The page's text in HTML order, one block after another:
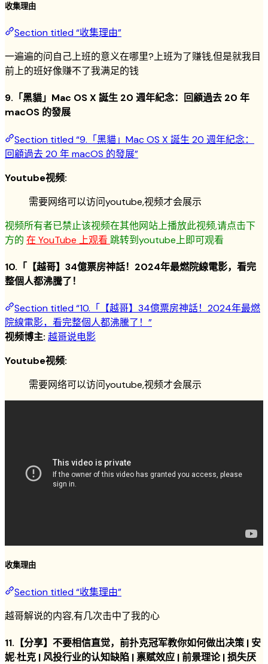
收集理由
Section titled “收集理由”
一遍遍的问自己上班的意义在哪里?上班为了赚钱,但是就我目
前上的班好像赚不了我满足的钱
9.「黑貓」Mac OS X 誕生 20 週年紀念：回顧過去 20 年
macOS 的發展
Section titled “9.「黑貓」Mac OS X 誕生 20 週年紀念：
回顧過去 20 年 macOS 的發展”
Youtube视频:
需要网络可以访问youtube,视频才会展示
视频所有者已禁止该视频在其他网站上播放此视频,请点击下
方的 在 YouTube 上观看 跳转到youtube上即可观看
10.「【越哥】34億票房神話！2024年最燃院線電影，看完
整個人都沸騰了！
Section titled “10.「【越哥】34億票房神話！2024年最燃
院線電影，看完整個人都沸騰了！”
视频博主: 越哥说电影
Youtube视频:
需要网络可以访问youtube,视频才会展示
收集理由
Section titled “收集理由”
越哥解说的内容,有几次击中了我的心
11.【分享】不要相信直觉，前扑克冠军教你如何做出决策 | 安
妮·杜克 | 风投行业的认知缺陷 | 禀赋效应 | 前景理论 | 损失厌